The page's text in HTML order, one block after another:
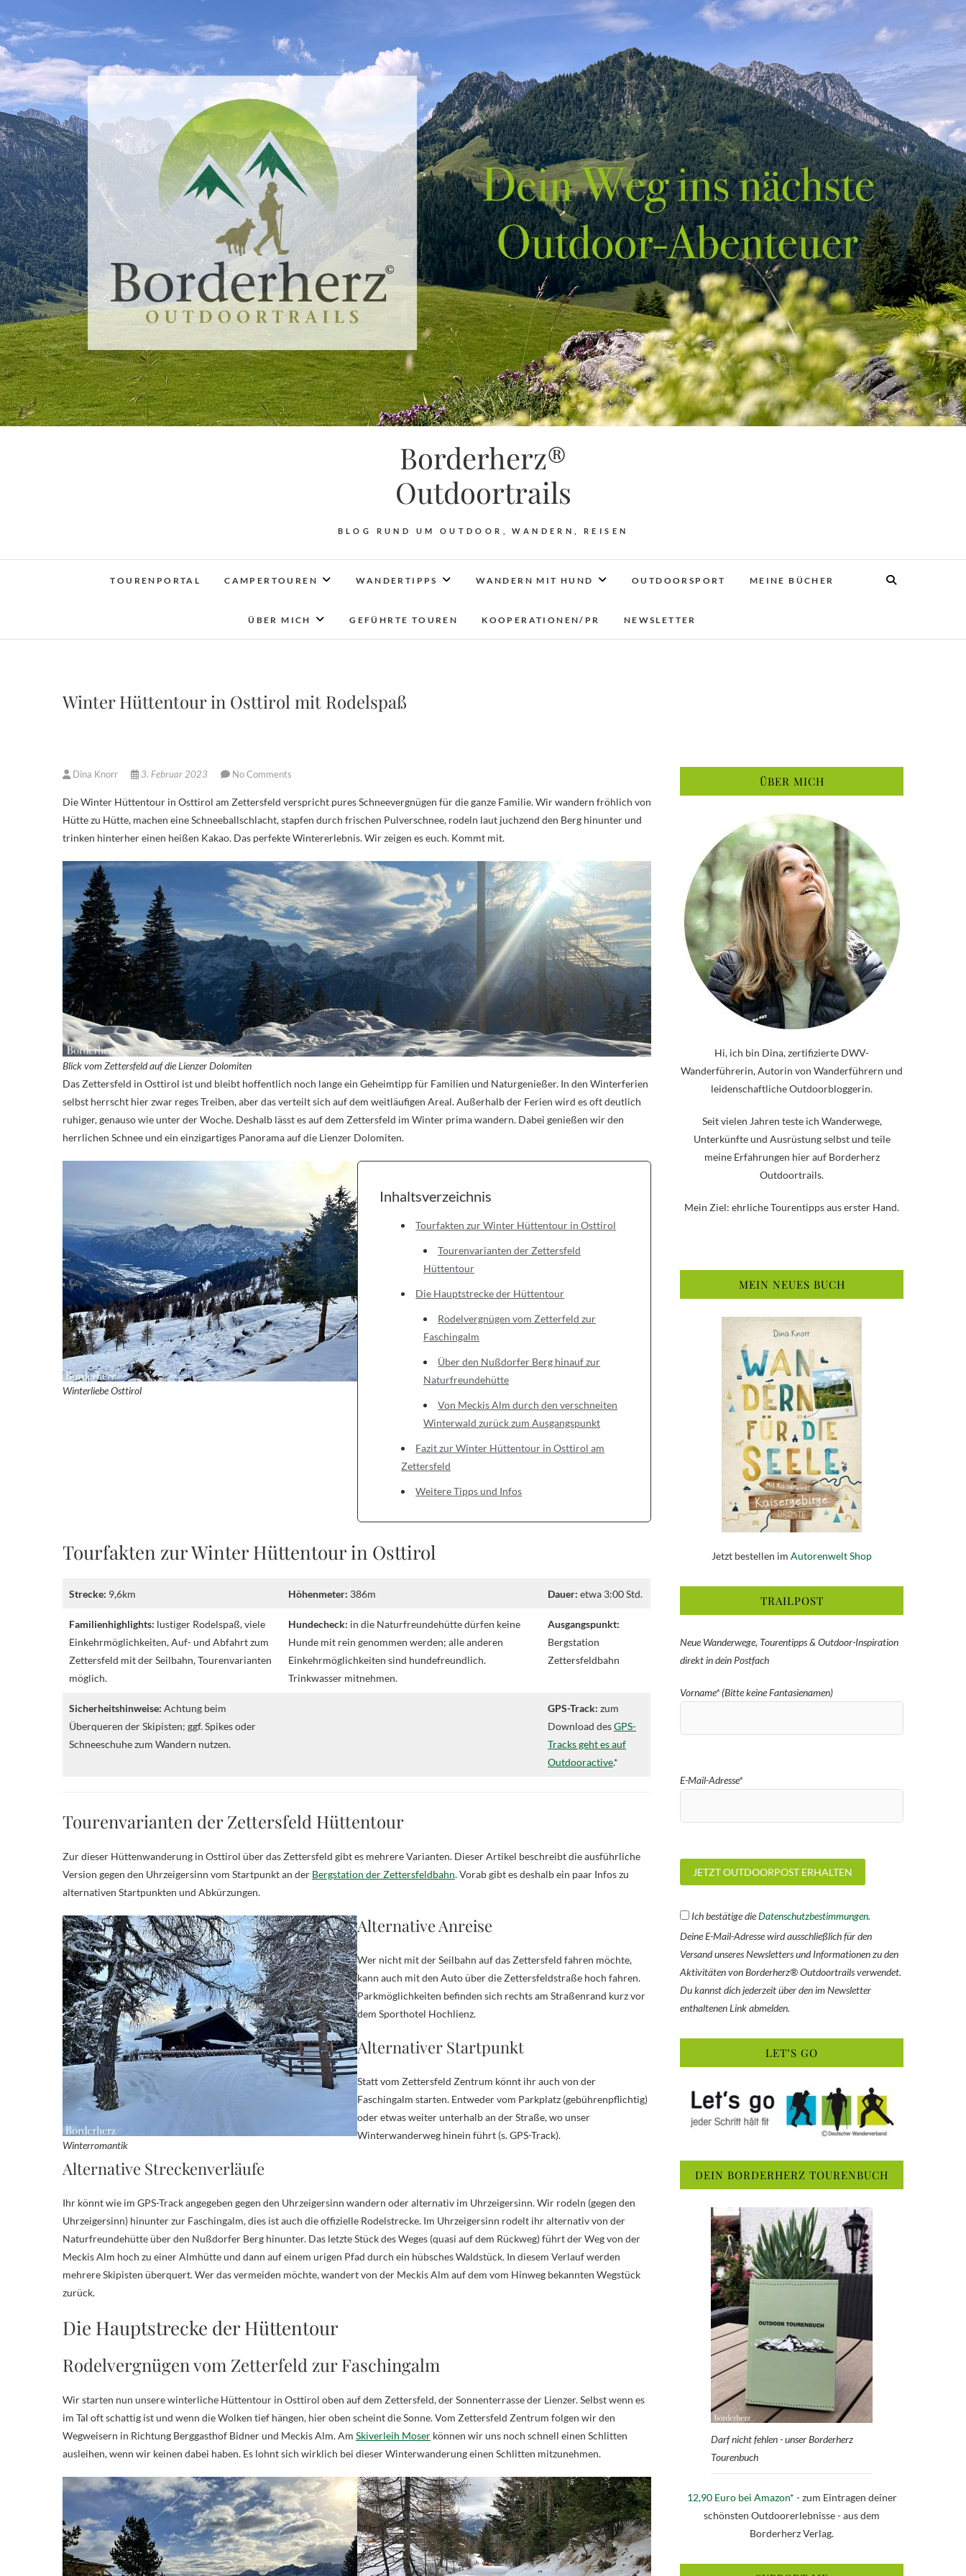
Borderherz®
Outdoortrails
BLOG RUND UM OUTDOOR, WANDERN, REISEN
TOURENPORTAL CAMPERTOUREN WANDERTIPPS WANDERN MIT HUND OUTDOORSPORT MEINE BÜCHER
ÜBER MICH GEFÜHRTE TOUREN KOOPERATIONEN/PR NEWSLETTER
Winter Hüttentour in Osttirol mit Rodelspaß
Dina Knorr 3. Februar 2023 No Comments
Die Winter Hüttentour in Osttirol am Zettersfeld verspricht pures Schneevergnügen für die ganze Familie. Wir wandern fröhlich von
Hütte zu Hütte, machen eine Schneeballschlacht, stapfen durch frischen Pulverschnee, rodeln laut juchzend den Berg hinunter und
trinken hinterher einen heißen Kakao. Das perfekte Wintererlebnis. Wir zeigen es euch. Kommt mit.
Blick vom Zettersfeld auf die Lienzer Dolomiten
Das Zettersfeld in Osttirol ist und bleibt hoffentlich noch lange ein Geheimtipp für Familien und Naturgenießer. In den Winterferien
selbst herrscht hier zwar reges Treiben, aber das verteilt sich auf dem weitläufigen Areal. Außerhalb der Ferien wird es oft deutlich
ruhiger, genauso wie unter der Woche. Deshalb lässt es auf dem Zettersfeld im Winter prima wandern. Dabei genießen wir den
herrlichen Schnee und ein einzigartiges Panorama auf die Lienzer Dolomiten.
Winterliebe Osttirol
Inhaltsverzeichnis
Tourfakten zur Winter Hüttentour in Osttirol
Tourenvarianten der Zettersfeld
Hüttentour
Die Hauptstrecke der Hüttentour
Rodelvergnügen vom Zetterfeld zur
Faschingalm
Über den Nußdorfer Berg hinauf zur
Naturfreundehütte
Von Meckis Alm durch den verschneiten
Winterwald zurück zum Ausgangspunkt
Fazit zur Winter Hüttentour in Osttirol am
Zettersfeld
Weitere Tipps und Infos
Tourfakten zur Winter Hüttentour in Osttirol
Strecke: 9,6km Höhenmeter: 386m Dauer: etwa 3:00 Std.
Familienhighlights: lustiger Rodelspaß, viele
Einkehrmöglichkeiten, Auf- und Abfahrt zum
Zettersfeld mit der Seilbahn, Tourenvarianten
möglich.
Hundecheck: in die Naturfreundehütte dürfen keine
Hunde mit rein genommen werden; alle anderen
Einkehrmöglichkeiten sind hundefreundlich.
Trinkwasser mitnehmen.
Ausgangspunkt:
Bergstation
Zettersfeldbahn
Sicherheitshinweise: Achtung beim
Überqueren der Skipisten; ggf. Spikes oder
Schneeschuhe zum Wandern nutzen.
GPS-Track: zum
Download desGPS-
Tracks geht es auf
Outdooractive.*
Tourenvarianten der Zettersfeld Hüttentour
Zur dieser Hüttenwanderung in Osttirol über das Zettersfeld gibt es mehrere Varianten. Dieser Artikel beschreibt die ausführliche
Version gegen den Uhrzeigersinn vom Startpunkt an der Bergstation der Zettersfeldbahn. Vorab gibt es deshalb ein paar Infos zu
alternativen Startpunkten und Abkürzungen.
Winterromantik
Alternative Anreise
Wer nicht mit der Seilbahn auf das Zettersfeld fahren möchte,
kann auch mit den Auto über die Zettersfeldstraße hoch fahren.
Parkmöglichkeiten befinden sich rechts am Straßenrand kurz vor
dem Sporthotel Hochlienz.
Alternativer Startpunkt
Statt vom Zettersfeld Zentrum könnt ihr auch von der
Faschingalm starten. Entweder vom Parkplatz (gebührenpflichtig)
oder etwas weiter unterhalb an der Straße, wo unser
Winterwanderweg hinein führt (s. GPS-Track).
Alternative Streckenverläufe
Ihr könnt wie im GPS-Track angegeben gegen den Uhrzeigersinn wandern oder alternativ im Uhrzeigersinn. Wir rodeln (gegen den
Uhrzeigersinn) hinunter zur Faschingalm, dies ist auch die offizielle Rodelstrecke. Im Uhrzeigersinn rodelt ihr alternativ von der
Naturfreundehütte über den Nußdorfer Berg hinunter. Das letzte Stück des Weges (quasi auf dem Rückweg) führt der Weg von der
Meckis Alm hoch zu einer Almhütte und dann auf einem urigen Pfad durch ein hübsches Waldstück. In diesem Verlauf werden
mehrere Skipisten überquert. Wer das vermeiden möchte, wandert von der Meckis Alm auf dem vom Hinweg bekannten Wegstück
zurück.
Die Hauptstrecke der Hüttentour
Rodelvergnügen vom Zetterfeld zur Faschingalm
Wir starten nun unsere winterliche Hüttentour in Osttirol oben auf dem Zettersfeld, der Sonnenterrasse der Lienzer. Selbst wenn es
im Tal oft schattig ist und wenn die Wolken tief hängen, hier oben scheint die Sonne. Vom Zettersfeld Zentrum folgen wir den
Wegweisern in Richtung Berggasthof Bidner und Meckis Alm. Am Skiverleih Moser können wir uns noch schnell einen Schlitten
ausleihen, wenn wir keinen dabei haben. Es lohnt sich wirklich bei dieser Winterwanderung einen Schlitten mitzunehmen.
ÜBER MICH
Hi, ich bin Dina, zertifizierte DWV-
Wanderführerin, Autorin von Wanderführern und
leidenschaftliche Outdoorbloggerin.
Seit vielen Jahren teste ich Wanderwege,
Unterkünfte und Ausrüstung selbst und teile
meine Erfahrungen hier auf Borderherz
Outdoortrails.
Mein Ziel: ehrliche Tourentipps aus erster Hand.
MEIN NEUES BUCH
Jetzt bestellen im Autorenwelt Shop
TRAILPOST
Neue Wanderwege, Tourentipps & Outdoor-Inspiration
direkt in dein Postfach
Vorname* (Bitte keine Fantasienamen)
E-Mail-Adresse*
Ich bestätige dieDatenschutzbestimmungen.
Deine E-Mail-Adresse wird ausschließlich für den
Versand unseres Newsletters und Informationen zu den
Aktivitäten von Borderherz® Outdoortrails verwendet.
Du kannst dich jederzeit über den im Newsletter
enthaltenen Link abmelden.
LET’S GO
DEIN BORDERHERZ TOURENBUCH
Darf nicht fehlen - unser Borderherz
Tourenbuch
12,90 Euro bei Amazon* - zum Eintragen deiner
schönsten Outdoorerlebnisse - aus dem
Borderherz Verlag.